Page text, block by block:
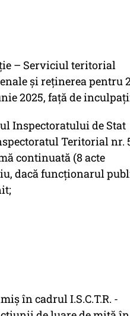
– Serviciul teritorial
și reținerea pentru
2025, față de
Inspectoratului de Stat
Teritorial nr.
continuată (8 acte
dacă funcţionarul
în cadrul I.S.C.T.R. -